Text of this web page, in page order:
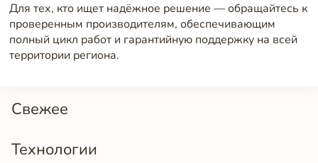
Свежее
Технологии
Для тех, кто ищет надёжное решение — обращайтесь к
проверенным производителям, обеспечивающим
полный цикл работ и гарантийную поддержку на всей
территории региона.